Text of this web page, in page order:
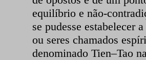
equilíbrio e não-
se pudesse estabelecer
ou seres chamados
denominado Tien–Tao